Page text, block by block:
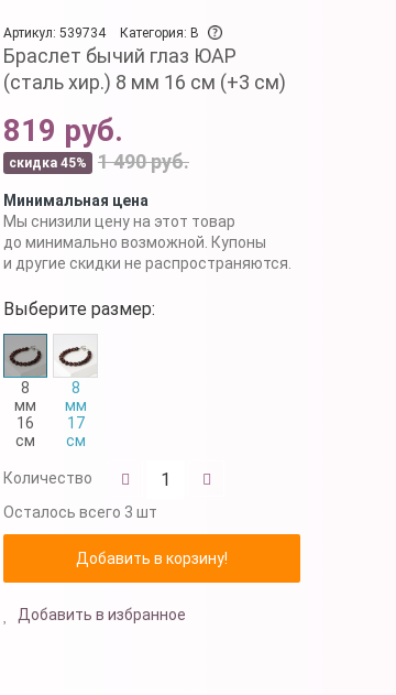
Артикул: 539734
Категория: B
Браслет бычий глаз ЮАР
(сталь хир.) 8 мм 16 см (+3 см)
819 руб.
скидка 45% 1 490 руб.
Минимальная цена
Мы снизили цену на этот товар
до минимально возможной. Купоны
и другие скидки не распространяются.
Выберите размер:
8
мм
16
см
8
мм
17
см
Количество
Осталось всего 3 шт
Добавить в избранное